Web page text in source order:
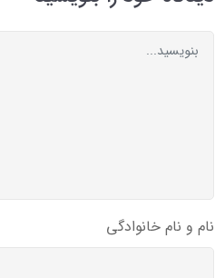
نام و نام خانوادگی